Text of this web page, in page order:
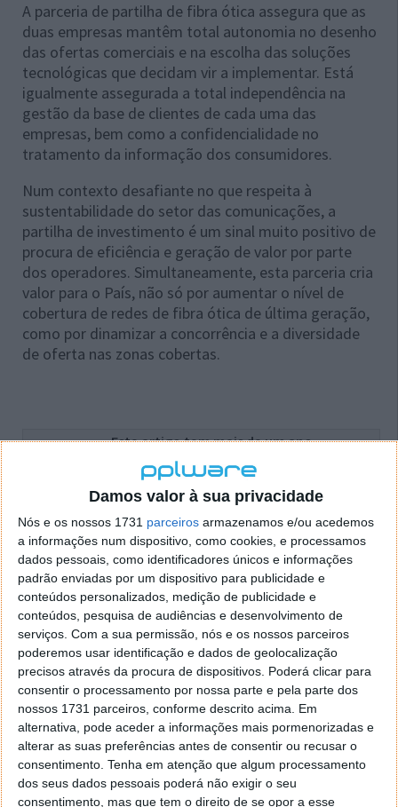
Damos valor à sua privacidade
Nós e os nossos 1731 parceiros armazenamos e/ou acedemos
a informações num dispositivo, como cookies, e processamos
dados pessoais, como identificadores únicos e informações
padrão enviadas por um dispositivo para publicidade e
conteúdos personalizados, medição de publicidade e
conteúdos, pesquisa de audiências e desenvolvimento de
serviços. Com a sua permissão, nós e os nossos parceiros
poderemos usar identificação e dados de geolocalização
precisos através da procura de dispositivos. Poderá clicar para
consentir o processamento por nossa parte e pela parte dos
nossos 1731 parceiros, conforme descrito acima. Em
alternativa, pode aceder a informações mais pormenorizadas e
alterar as suas preferências antes de consentir ou recusar o
consentimento. Tenha em atenção que algum processamento
dos seus dados pessoais poderá não exigir o seu
consentimento, mas que tem o direito de se opor a esse
A parceria de partilha de fibra ótica assegura que as
duas empresas mantêm total autonomia no desenho
das ofertas comerciais e na escolha das soluções
tecnológicas que decidam vir a implementar. Está
igualmente assegurada a total independência na
gestão da base de clientes de cada uma das
empresas, bem como a confidencialidade no
tratamento da informação dos consumidores.
Num contexto desafiante no que respeita à
sustentabilidade do setor das comunicações, a
partilha de investimento é um sinal muito positivo de
procura de eficiência e geração de valor por parte
dos operadores. Simultaneamente, esta parceria cria
valor para o País, não só por aumentar o nível de
cobertura de redes de fibra ótica de última geração,
como por dinamizar a concorrência e a diversidade
de oferta nas zonas cobertas.
Este artigo tem mais de um ano
Acompanhe o Pplware no Google Notícias
Proponha uma correção, faça uma sugestão
Tags: fibra ótica NOS vodafone
PRÓXIMO ARTIGO
Apple vendeu mais smartphones do que a Samsung,
pela primeira vez em 13 anos